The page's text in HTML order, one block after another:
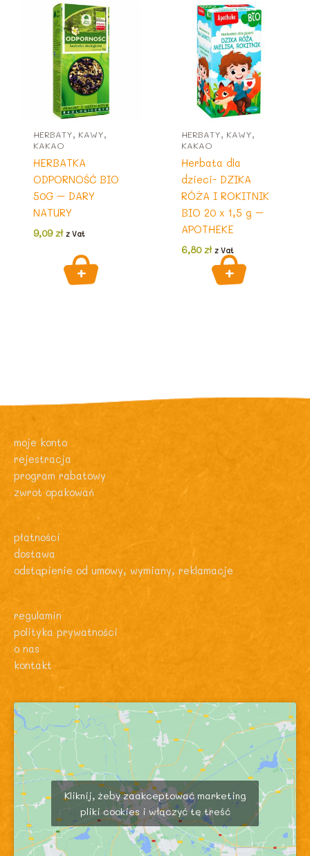
HERBATY, KAWY,
KAKAO
HERBATKA
ODPORNOŚĆ BIO
50G – DARY
NATURY
9,09zł z Vat
HERBATY, KAWY,
KAKAO
Herbata dla
dzieci- DZIKA
RÓŻA I ROKITNIK
BIO 20 x 1,5 g –
APOTHEKE
6,80zł z Vat
moje konto
rejestracja
program rabatowy
zwrot opakowań
płatności
dostawa
odstąpienie od umowy, wymiany, reklamacje
regulamin
polityka prywatności
o nas
kontakt
Kliknij, żeby zaakceptować marketing
pliki cookies i włączyć tę treść